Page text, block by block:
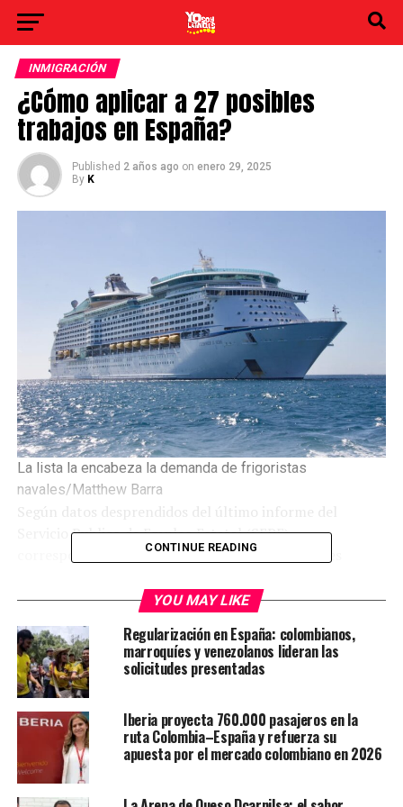
INMIGRACIÓN
¿Cómo aplicar a 27 posibles
trabajos en España?
Published 2 años ago on enero 29, 2025
By K
La lista la encabeza la demanda de frigoristas
navales/Matthew Barra
Según datos desprendidos del último informe del
Servicio Publico de Empleo Estatal (SEPE)
correspondiente al primer trimestre, las vacantes
esenciales para la economía local, sino que además,
migrantes calificados logren adquirir la visa.
Las oportunidades de emigrar y trabajar en España se
multiplican este 2025 en la Comunidad de Madrid,
donde los aspirantes extranjeros que quieran asentarse
allí, podrán perfilar sus búsquedas laborales en uno de
los 27 rubros con mayor demanda que experimentará la
región.
CONTINUE READING
YOU MAY LIKE
Regularización en España: colombianos,
marroquíes y venezolanos lideran las
solicitudes presentadas
Iberia proyecta 760.000 pasajeros en la
ruta Colombia–España y refuerza su
apuesta por el mercado colombiano en 2026